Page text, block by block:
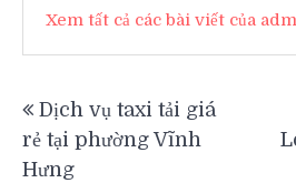
Xem tất cả các bài viết của
hướng
bài
Dịch vụ taxi tải giá
rẻ tại phường Vĩnh
Hưng